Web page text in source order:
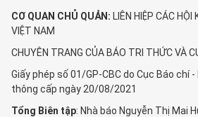
CƠ QUAN CHỦ QUẢN: LIÊN HIỆP CÁC
VIỆT NAM
CHUYÊN TRANG CỦA BÁO TRI THỨC VÀ
Giấy phép số 01/GP-CBC do Cục Báo chí
thông cấp ngày 20/08/2021
Tổng Biên tập: Nhà báo Nguyễn Thị Mai